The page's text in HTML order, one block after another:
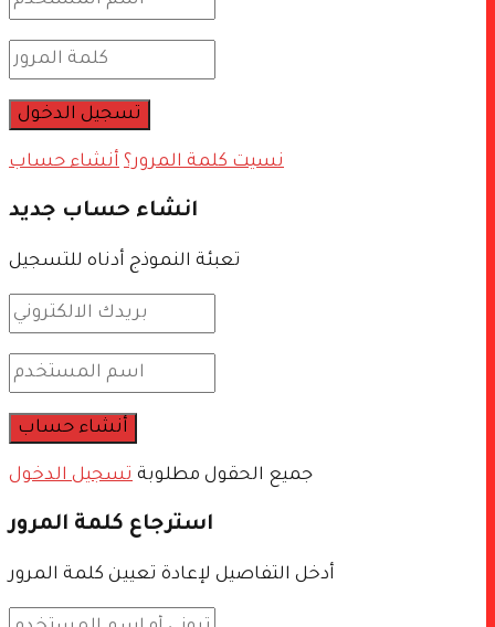
نسيت كلمة المرور؟ أنشاء حساب
انشاء حساب جديد
تعبئة النموذج أدناه للتسجيل
جميع الحقول مطلوبة تسجيل الدخول
استرجاع كلمة المرور
أدخل التفاصيل لإعادة تعيين كلمة المرور